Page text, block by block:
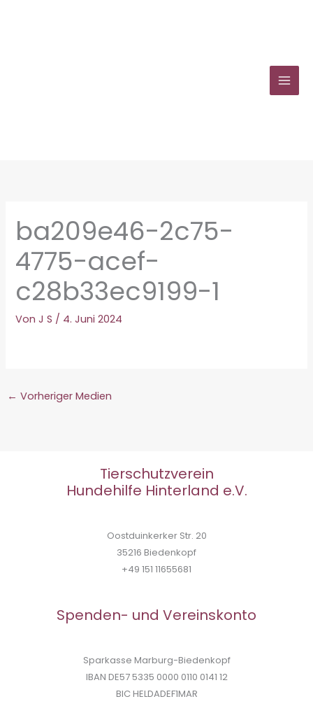
ba209e46-2c75-
4775-acef-
c28b33ec9199-1
VonJ S / 4. Juni 2024
← Vorheriger Medien
Tierschutzverein
Hundehilfe Hinterland e.V.
Oostduinkerker Str. 20
35216 Biedenkopf
+49 151 11655681
Spenden- und Vereinskonto
Sparkasse Marburg-Biedenkopf
IBAN DE57 5335 0000 0110 0141 12
BIC HELDADEF1MAR